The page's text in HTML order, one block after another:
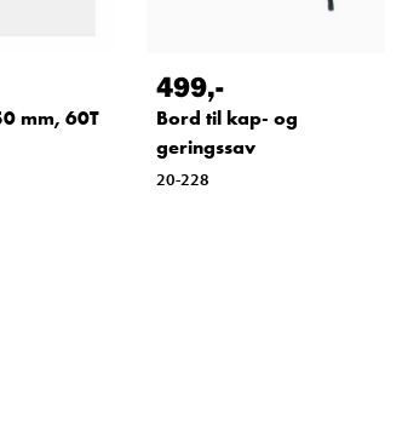
mm, 60T
499,-
Bord til kap- og
geringssav
20-228